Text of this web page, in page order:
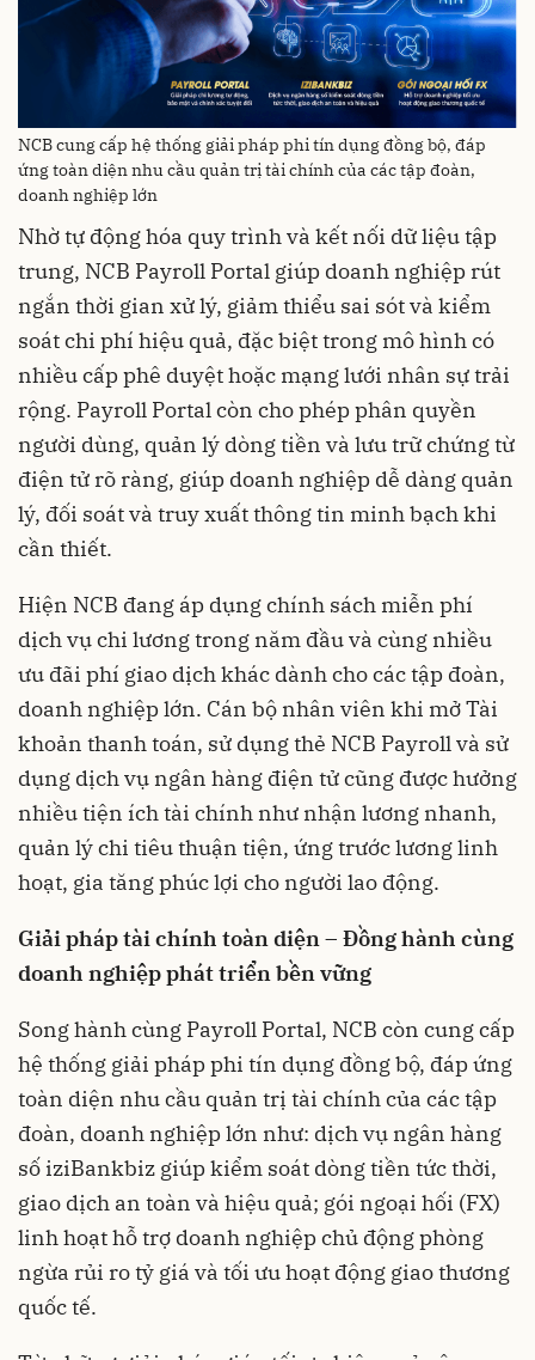
NCB cung cấp hệ thống giải pháp phi tín dụng đồng bộ, đáp
ứng toàn diện nhu cầu quản trị tài chính của các tập đoàn,
doanh nghiệp lớn
Nhờ tự động hóa quy trình và kết nối dữ liệu tập
trung, NCB Payroll Portal giúp doanh nghiệp rút
ngắn thời gian xử lý, giảm thiểu sai sót và kiểm
soát chi phí hiệu quả, đặc biệt trong mô hình có
nhiều cấp phê duyệt hoặc mạng lưới nhân sự trải
rộng. Payroll Portal còn cho phép phân quyền
người dùng, quản lý dòng tiền và lưu trữ chứng từ
điện tử rõ ràng, giúp doanh nghiệp dễ dàng quản
lý, đối soát và truy xuất thông tin minh bạch khi
cần thiết.
Hiện NCB đang áp dụng chính sách miễn phí
dịch vụ chi lương trong năm đầu và cùng nhiều
ưu đãi phí giao dịch khác dành cho các tập đoàn,
doanh nghiệp lớn. Cán bộ nhân viên khi mở Tài
khoản thanh toán, sử dụng thẻ NCB Payroll và sử
dụng dịch vụ ngân hàng điện tử cũng được hưởng
nhiều tiện ích tài chính như nhận lương nhanh,
quản lý chi tiêu thuận tiện, ứng trước lương linh
hoạt, gia tăng phúc lợi cho người lao động.
Giải pháp tài chính toàn diện – Đồng hành cùng
doanh nghiệp phát triển bền vững
Song hành cùng Payroll Portal, NCB còn cung cấp
hệ thống giải pháp phi tín dụng đồng bộ, đáp ứng
toàn diện nhu cầu quản trị tài chính của các tập
đoàn, doanh nghiệp lớn như: dịch vụ ngân hàng
số iziBankbiz giúp kiểm soát dòng tiền tức thời,
giao dịch an toàn và hiệu quả; gói ngoại hối (FX)
linh hoạt hỗ trợ doanh nghiệp chủ động phòng
ngừa rủi ro tỷ giá và tối ưu hoạt động giao thương
quốc tế.